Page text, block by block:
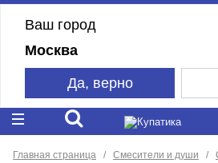
Ваш город
Москва
Да, верно
Главная страница Смесители и души